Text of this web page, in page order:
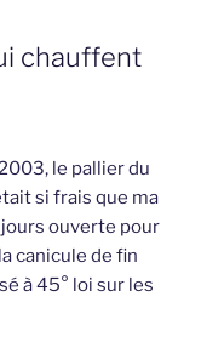
chauffent
le pallier du
si frais que ma
ouverte pour
canicule de fin
à 45° loi sur les